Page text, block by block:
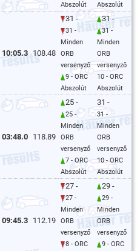
Abszolút
Abszolút
10:05.3 108.48
31 -
31 -
Minden
ORB
versenyző
9 - ORC
Abszolút
31 -
31 -
Minden
ORB
versenyző
10 - ORC
Abszolút
03:48.0 118.89
25 -
25 -
Minden
ORB
versenyző
7 - ORC
Abszolút
31 -
31 -
Minden
ORB
versenyző
10 - ORC
Abszolút
09:45.3 112.19
27 -
27 -
Minden
ORB
versenyző
8 - ORC
29 -
29 -
Minden
ORB
versenyző
9 - ORC